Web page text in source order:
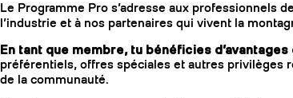
Le Programme Pro s’adresse aux professionnels
l’industrie et à nos partenaires qui vivent la
En tant que membre, tu bénéficies
préférentiels, offres spéciales et autres privilèges
de la communauté.